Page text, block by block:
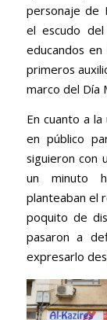
personaje de
el escudo
educandos
primeros
marco del Día
En cuanto a
en público
siguieron con
un minuto
planteaban el
poquito de
pasaron a
expresarlo